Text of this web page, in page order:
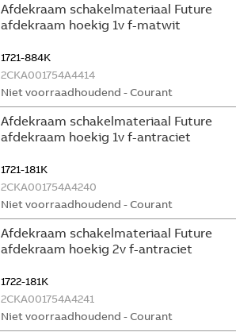
Afdekraam schakelmateriaal Future
afdekraam hoekig 1v f-matwit
1721-884K
2CKA001754A4414
Niet voorraadhoudend - Courant
Afdekraam schakelmateriaal Future
afdekraam hoekig 1v f-antraciet
1721-181K
2CKA001754A4240
Niet voorraadhoudend - Courant
Afdekraam schakelmateriaal Future
afdekraam hoekig 2v f-antraciet
1722-181K
2CKA001754A4241
Niet voorraadhoudend - Courant